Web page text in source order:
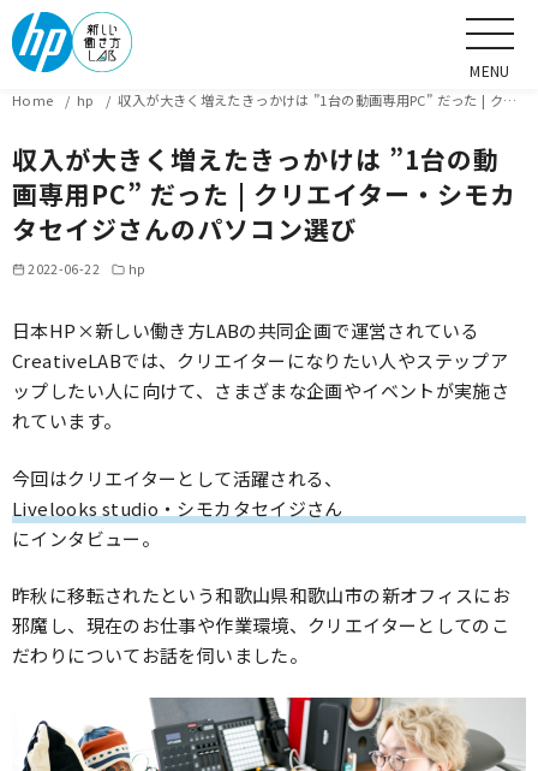
CLOSE
MENU
Home hp 収入が大きく増えたきっかけは ”1台の動画専用PC” だった | クリエイター・シモカタセイジさんのパソコン選び
収入が大きく増えたきっかけは ”1台の動
画専用PC” だった | クリエイター・シモカ
タセイジさんのパソコン選び
2022-06-22 hp
日本HP×新しい働き方LABの共同企画で運営されている
CreativeLABでは、クリエイターになりたい人やステップア
ップしたい人に向けて、さまざまな企画やイベントが実施さ
れています。
今回はクリエイターとして活躍される、
Livelooks studio・シモカタセイジさん
にインタビュー。
昨秋に移転されたという和歌山県和歌山市の新オフィスにお
邪魔し、現在のお仕事や作業環境、クリエイターとしてのこ
だわりについてお話を伺いました。